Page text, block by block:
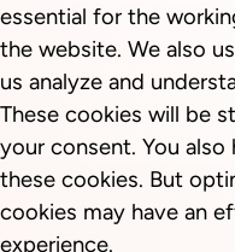
essential for the
the website. We also
us analyze and
These cookies will be
your consent. You
these cookies. But
cookies may have an
experience.